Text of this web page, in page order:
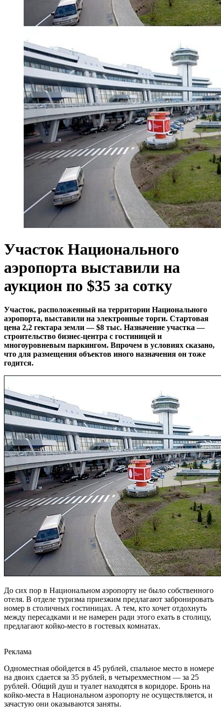
Участок Национального
аэропорта выставили на
аукцион по $35 за сотку
Участок, расположенный на территории Национального
аэропорта, выставили на электронные торги. Стартовая
цена 2,2 гектара земли — $8 тыс. Назначение участка —
строительство бизнес-центра с гостиницей и
многоуровневым паркингом. Впрочем в условиях сказано,
что для размещения объектов иного назначения он тоже
годится.
До сих пор в Национальном аэропорту не было собственного
отеля. В отделе туризма приезжим предлагают забронировать
номер в столичных гостиницах. А тем, кто хочет отдохнуть
между пересадками и не намерен ради этого ехать в столицу,
предлагают койко-место в гостевых комнатах.
Реклама
Одноместная обойдется в 45 рублей, спальное место в номере
на двоих сдается за 35 рублей, в четырехместном — за 25
рублей. Общий душ и туалет находятся в коридоре. Бронь на
койко-места в Национальном аэропорту не осуществляется, и
зачастую они оказываются заняты.